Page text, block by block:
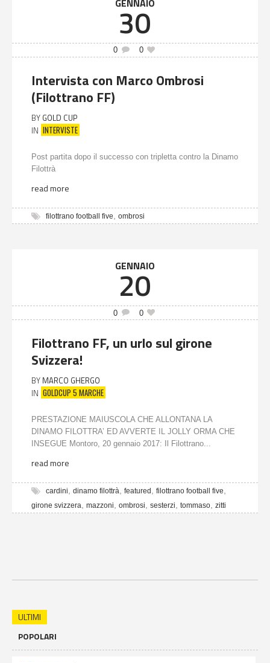
30
0 0
Intervista con Marco Ombrosi
(Filottrano FF)
BY GOLD CUP
IN INTERVISTE
Post partita dopo il successo con tripletta contro la Dinamo
Filottrà
read more
filottrano football five ombrosi
GENNAIO
20
0 0
Filottrano FF, un urlo sul girone
Svizzera!
BY MARCO GHERGO
IN GOLDCUP 5 MARCHE
PRESTAZIONE MAIUSCOLA CHE ALLONTANA LA
DINAMO FILOTTRA’ ED AVVERTE IL JOLLY ORMA CHE
INSEGUE Montoro, 20 gennaio 2017: Il Filottrano...
read more
cardini dinamo filottrà featured filottrano football five
girone svizzera mazzoni ombrosi sesterzi tommaso zitti
ULTIMI
POPOLARI